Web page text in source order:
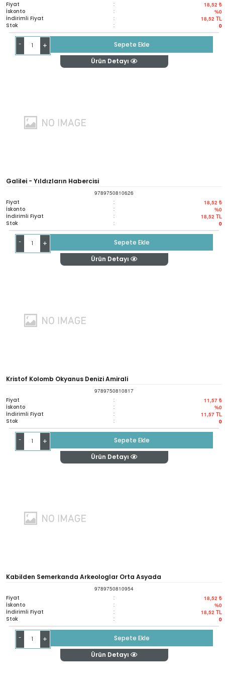
Fiyat : 18,52 ₺
İskonto : %0
İndirimli Fiyat : 18,52 TL
Stok : 0
- +
Sepete Ekle
Ürün Detayı
Galilei - Yıldızların Habercisi
9789750810626
Fiyat : 18,52 ₺
İskonto : %0
İndirimli Fiyat : 18,52 TL
Stok : 0
- +
Sepete Ekle
Ürün Detayı
Kristof Kolomb Okyanus Denizi Amirali
9789750810817
Fiyat : 11,57 ₺
İskonto : %0
İndirimli Fiyat : 11,57 TL
Stok : 0
- +
Sepete Ekle
Ürün Detayı
Kabilden Semerkanda Arkeologlar Orta Asyada
9789750810954
Fiyat : 18,52 ₺
İskonto : %0
İndirimli Fiyat : 18,52 TL
Stok : 0
- +
Sepete Ekle
Ürün Detayı